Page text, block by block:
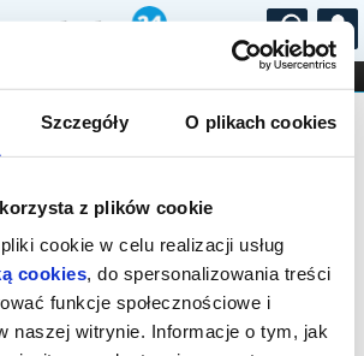
Szczegóły O plikach cookies
z plików cookie
cookie w celu realizacji usług
cookies, do spersonalizowania treści
funkcje społecznościowe i
naszej witrynie. Informacje o tym, jak
...
OPERA I BALET
STAND-UP
on-line na wydarzenie